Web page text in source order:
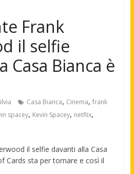
Frank
il selfie
Casa Bianca è
Casa Bianca, Cinema, frank
spacey, Kevin Spacey, netflix,
il selfie davanti alla Casa
Cards sta per tornare e così il